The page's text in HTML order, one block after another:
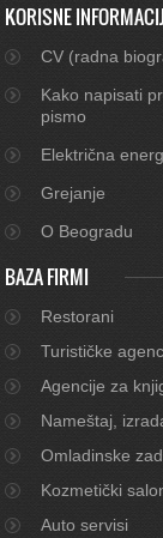
KORISNE
CV (radna
Kako napisati
pismo
Električna
Grejanje
O Beogradu
BAZA FIRMI
Restorani
Turističke
Agencije za
Nameštaj,
Omladinske
Kozmetički
Auto servisi